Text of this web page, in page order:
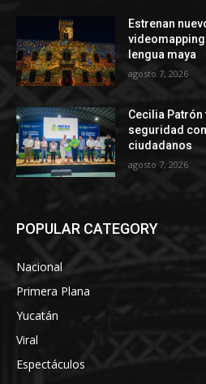
Estrenan
lengua maya
agosto 7, 2026
Cecilia
seguridad
ciudadanos
agosto 7, 2026
POPULAR CATEGORY
Nacional
Primera Plana
Yucatán
Viral
Espectáculos